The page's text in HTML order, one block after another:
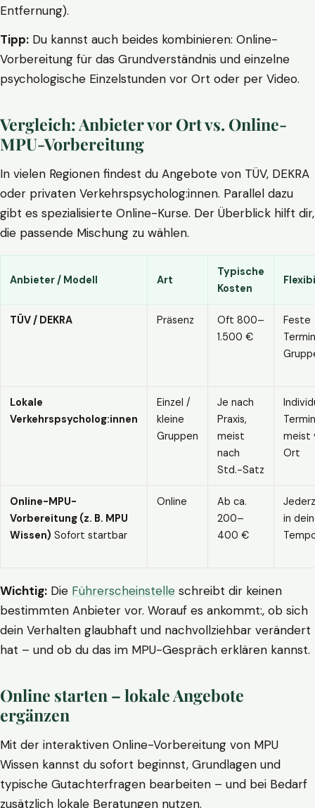
Entfernung).
Tipp: Du kannst auch beides kombinieren: Online-
Vorbereitung für das Grundverständnis und einzelne
psychologische Einzelstunden vor Ort oder per Video.
Vergleich: Anbieter vor Ort vs. Online-
MPU-Vorbereitung
In vielen Regionen findest du Angebote von TÜV, DEKRA
oder privaten Verkehrspsycholog:innen. Parallel dazu
gibt es spezialisierte Online-Kurse. Der Überblick hilft dir,
die passende Mischung zu wählen.
Anbieter / Modell Art
Typische
Kosten
TÜV / DEKRA Präsenz
Oft 800–
1.500 €
Feste
Lokale
Verkehrspsycholog:innen
Einzel /
kleine
Gruppen
Je nach
Praxis,
meist
nach
Std.-Satz
meist
Ort
Online-MPU-
Vorbereitung (z. B. MPU
Wissen) Sofort startbar
Online
Ab ca.
200–
400 €
in
Wichtig: Die Führerscheinstelle schreibt dir keinen
bestimmten Anbieter vor. Worauf es ankommt:, ob sich
dein Verhalten glaubhaft und nachvollziehbar verändert
hat – und ob du das im MPU-Gespräch erklären kannst.
Online starten – lokale Angebote
ergänzen
Mit der interaktiven Online-Vorbereitung von MPU
Wissen kannst du sofort beginnst, Grundlagen und
typische Gutachterfragen bearbeiten – und bei Bedarf
zusätzlich lokale Beratungen nutzen.